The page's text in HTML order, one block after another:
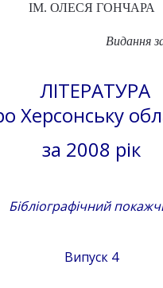
ІМ. ОЛЕСЯ ГОНЧАРА
Видання
ЛІТЕРАТУРА
Херсонську
за 2008 рік
Бібліографічний
Випуск 4